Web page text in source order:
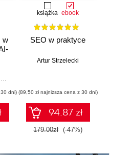
w
dni)
książka ebook
SEO w praktyce
Artur Strzelecki
(89,50 zł najniższa cena z 30 dni)
94.87 zł
179.00zł (-47%)